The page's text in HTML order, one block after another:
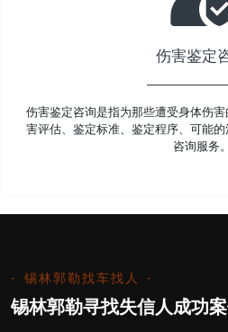
伤害鉴定
伤害鉴定咨询是指为那些遭受身体伤
害评估、鉴定标准、鉴定程序、可能
咨询服务。
锡林郭勒找车找人
锡林郭勒寻找失信人成功